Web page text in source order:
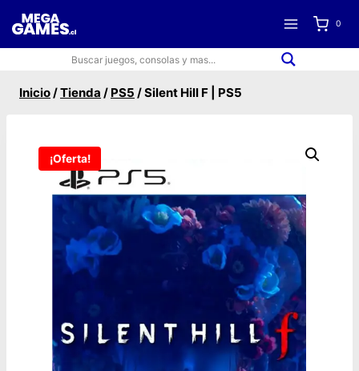
contenido
0
Inicio/Tienda / PS5 /Silent Hill F | PS5
¡Oferta!